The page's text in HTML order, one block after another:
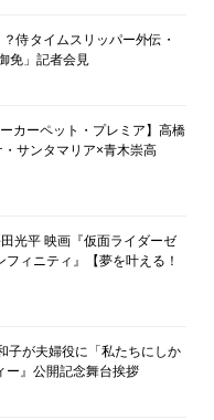
侍タイムスリッパー外伝・
免」記者会見
カーペット・プレミア】高橋
サンタマリア×青木崇高
光平 映画『仮面ライダーゼ
ィニティ』【夢を叶える！
子が夫婦役に「私たちにしか
ー』公開記念舞台挨拶